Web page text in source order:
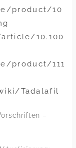
product/10
10.100
product/111
Tadalafil
–